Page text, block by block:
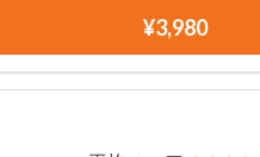
¥3,980